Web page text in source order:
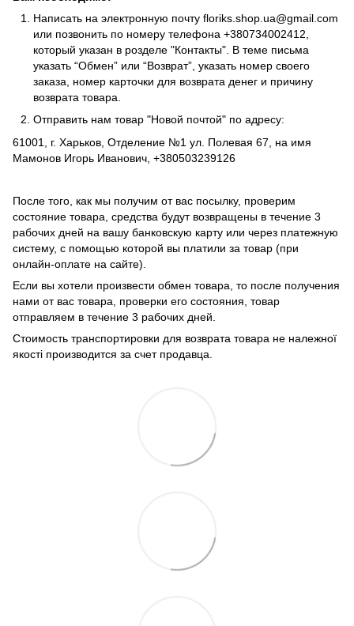
Написать на электронную почту floriks.shop.ua@gmail.com
или позвонить по номеру телефона +380734002412
который указан в розделе "Контакты" . В теме письма
указать “Обмен” или “Возврат”, указать номер своего
заказа, номер карточки для возврата денег и причину
возврата товара.
Отправить нам товар "Новой почтой" по адресу:
61001, г. Харьков, Отделение №1 ул. Полевая 67, на имя
Мамонов Игорь Иванович, +380503239126
После того, как мы получим от вас посылку, проверим
состояние товара, средства будут возвращены в течение 3
рабочих дней на вашу банковскую карту или через платежную
систему, с помощью которой вы платили за товар (при
онлайн-оплате на сайте).
Если вы хотели произвести обмен товара, то после получения
нами от вас товара, проверки его состояния, товар
отправляем в течение 3 рабочих дней.
Стоимость транспортировки для возврата товара не належної
якості производится за счет продавца.